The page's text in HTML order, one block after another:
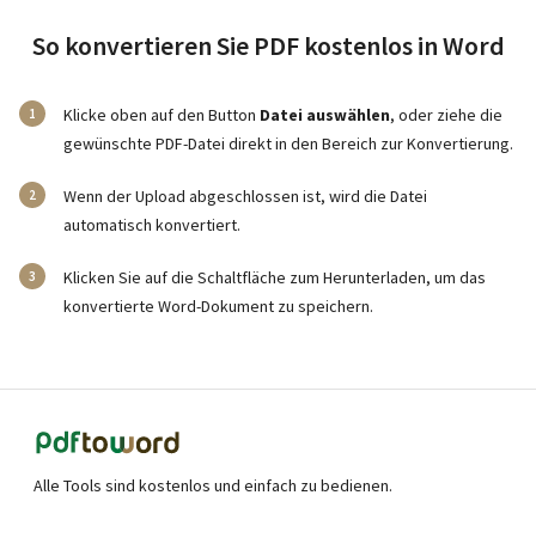
So konvertieren Sie PDF kostenlos in Word
Klicke oben auf den Button Datei auswählen, oder ziehe die
gewünschte PDF-Datei direkt in den Bereich zur Konvertierung.
Wenn der Upload abgeschlossen ist, wird die Datei
automatisch konvertiert.
Klicken Sie auf die Schaltfläche zum Herunterladen, um das
konvertierte Word-Dokument zu speichern.
Alle Tools sind kostenlos und einfach zu bedienen.